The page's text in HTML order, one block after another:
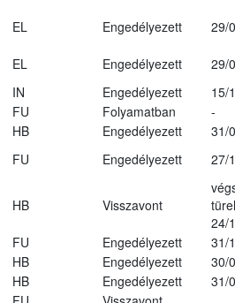
EL Engedélyezett
29/
EL Engedélyezett
29/
IN Engedélyezett
15/
FU Folyamatban
-
HB Engedélyezett
31/
FU Engedélyezett 27/
HB Visszavont
24/
FU Engedélyezett
31/
HB Engedélyezett
30/
HB Engedélyezett
31/